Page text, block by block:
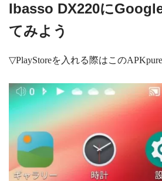
Ibasso DX220に
てみよう
▽PlayStoreを入れる際はこの